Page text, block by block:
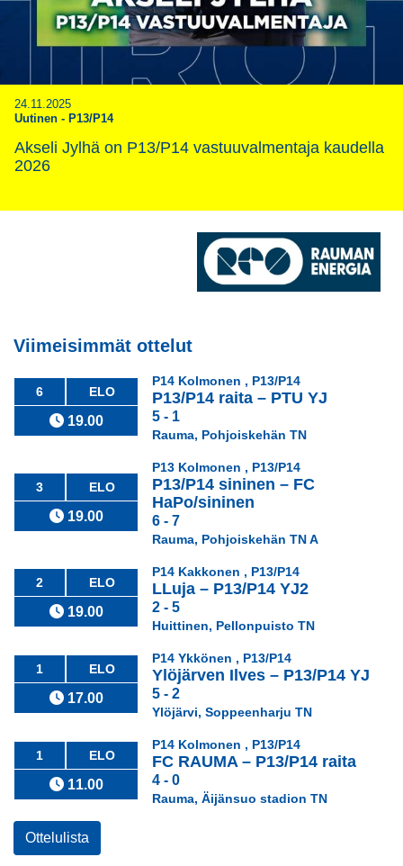
24.11.2025
Uutinen - P13/P14
Akseli Jylhä on P13/P14 vastuuvalmentaja kaudella
2026
Viimeisimmät ottelut
6 ELO
19.00
P14 Kolmonen , P13/P14
P13/P14 raita – PTU YJ
5 - 1
Rauma, Pohjoiskehän TN
3 ELO
19.00
P13 Kolmonen , P13/P14
P13/P14 sininen – FC
HaPo/sininen
6 - 7
Rauma, Pohjoiskehän TN A
2 ELO
19.00
P14 Kakkonen , P13/P14
LLuja – P13/P14 YJ2
2 - 5
Huittinen, Pellonpuisto TN
1 ELO
17.00
P14 Ykkönen , P13/P14
Ylöjärven Ilves – P13/P14 YJ
5 - 2
Ylöjärvi, Soppeenharju TN
1 ELO
11.00
P14 Kolmonen , P13/P14
FC RAUMA – P13/P14 raita
4 - 0
Rauma, Äijänsuo stadion TN
Ottelulista